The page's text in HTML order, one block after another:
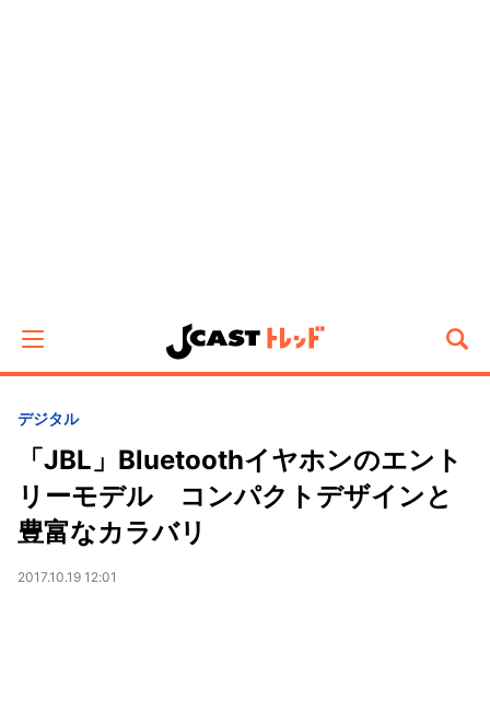
デジタル
「JBL」Bluetoothイヤホンのエント
リーモデル コンパクトデザインと
豊富なカラバリ
2017.10.19 12:01